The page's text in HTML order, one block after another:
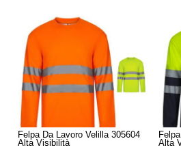
CHIUDI
Felpa Da Lavoro Velilla 305604
Alta Visibilità
Alta